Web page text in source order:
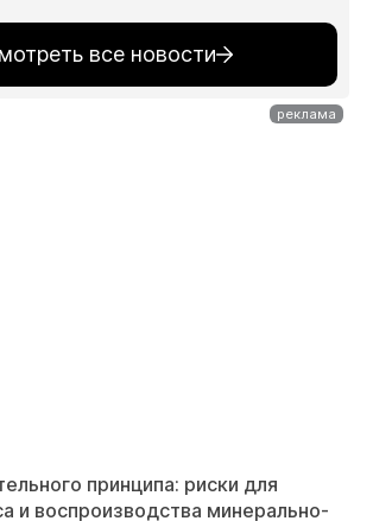
все новости
принципа: риски для
и воспроизводства минерально-